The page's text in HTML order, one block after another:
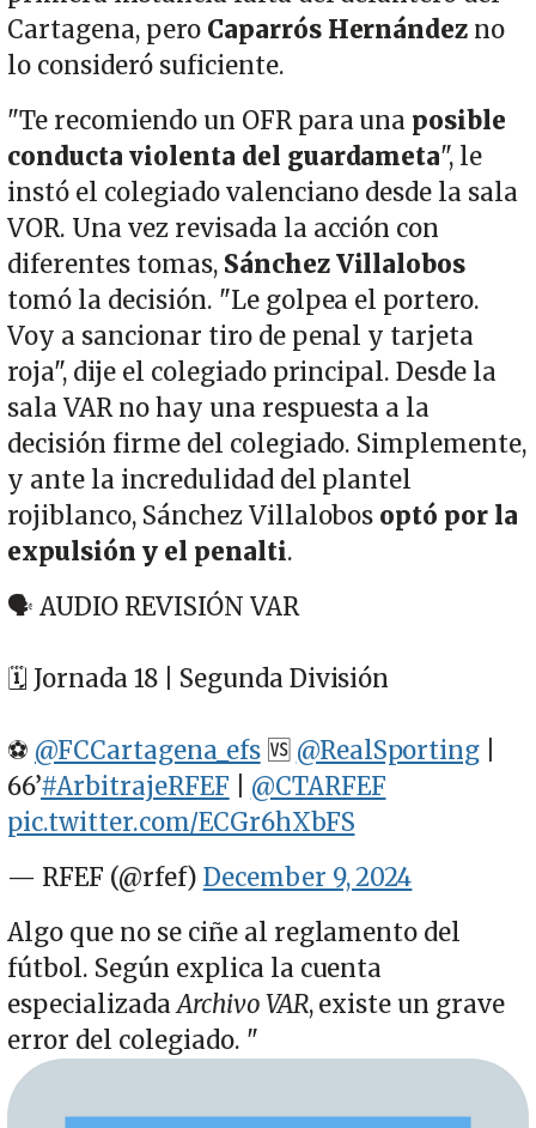
Cartagena, peroCaparrós Hernández no
lo consideró suficiente.
"Te recomiendo un OFR para una posible
conducta violenta del guardameta", le
instó el colegiado valenciano desde la sala
VOR. Una vez revisada la acción con
diferentes tomas, Sánchez Villalobos
tomó la decisión. "Le golpea el portero.
Voy a sancionar tiro de penal y tarjeta
roja", dije el colegiado principal. Desde la
sala VAR no hay una respuesta a la
decisión firme del colegiado. Simplemente,
y ante la incredulidad del plantel
rojiblanco, Sánchez Villalobos optó por la
expulsión y el penalti.
🗣 AUDIO REVISIÓN VAR
🗓 Jornada 18 | Segunda División
⚽ @FCCartagena_efs🆚 @RealSporting
66’#ArbitrajeRFEF
@CTARFEF
pic.twitter.com/ECGr6hXbFS
— RFEF (@rfef) December 9, 2024
Algo que no se ciñe al reglamento del
fútbol. Según explica la cuenta
especializadaArchivo VAR, existe un grave
error del colegiado. "